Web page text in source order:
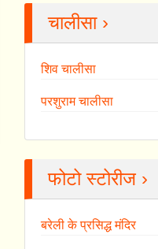
चालीसा ›
शिव चालीसा
परशुराम चालीसा
फोटो स्टोरीज ›
बरेली के प्रसिद्ध मंदिर